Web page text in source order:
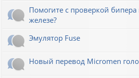
Помогите с проверкой
железе?
Эмулятор Fuse
Новый перевод Micromen